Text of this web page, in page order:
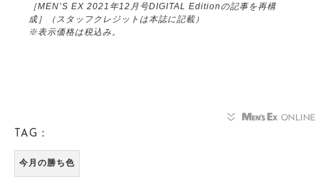
［MEN’S EX 2021年12月号DIGITAL Editionの記事を再構
成］（スタッフクレジットは本誌に記載）
※表示価格は税込み。
TAG：
今月の勝ち色